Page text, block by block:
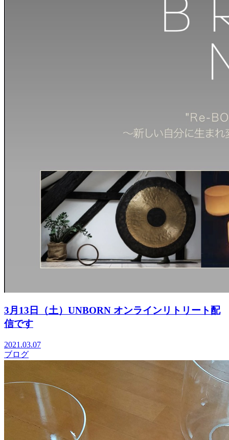
3月13日（土）UNBORN オンラインリトリート配
信です
2021.03.07
ブログ